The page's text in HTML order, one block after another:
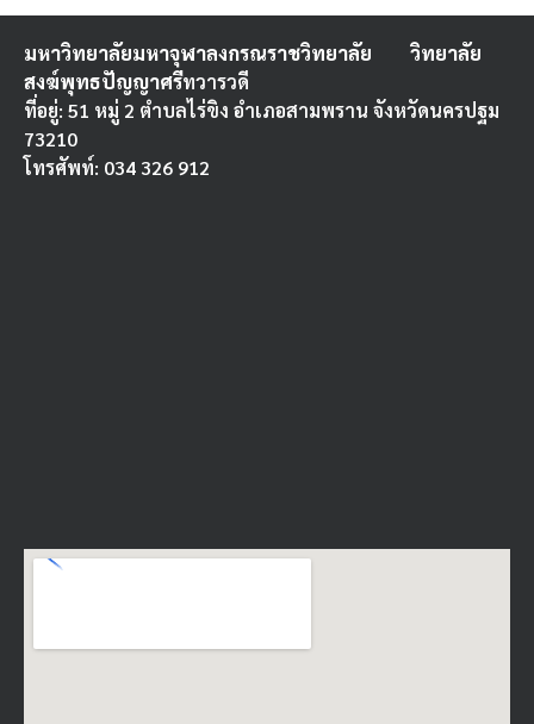
มหาวิทยาลัยมหาจุฬาลงกรณราชวิทยาลัย วิทยาลัย
สงฆ์พุทธปัญญาศรีทวารวดี
ที่อยู่: 51 หมู่ 2 ตำบลไร่ขิง อำเภอสามพราน จังหวัดนครปฐม
73210
โทรศัพท์: 034 326 912